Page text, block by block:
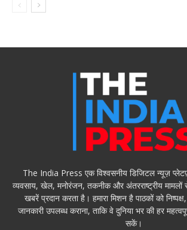
The India Press एक विश्वसनीय डिजिटल न्यूज़
व्यवसाय, खेल, मनोरंजन, तकनीक और अंतरराष्ट्रीय
खबरें प्रदान करता है। हमारा मिशन है पाठकों को
जानकारी उपलब्ध कराना, ताकि वे दुनिया भर की हर
सकें।